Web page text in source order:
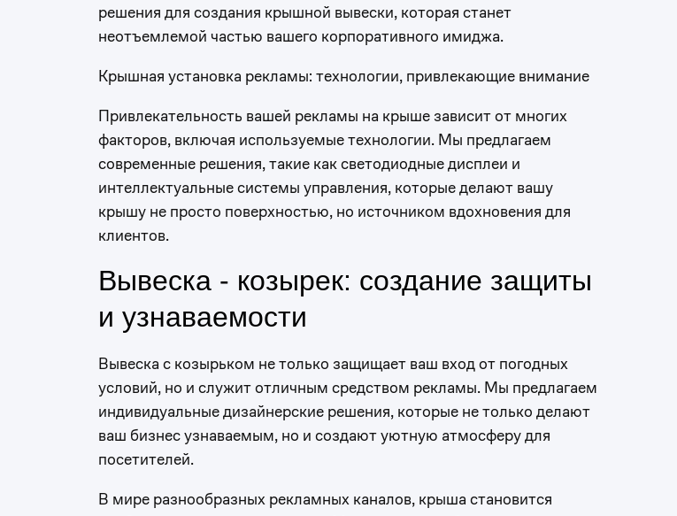
решения для создания крышной вывески, которая станет
неотъемлемой частью вашего корпоративного имиджа.
Крышная установка рекламы: технологии, привлекающие внимание
Привлекательность вашей рекламы на крыше зависит от многих
факторов, включая используемые технологии. Мы предлагаем
современные решения, такие как светодиодные дисплеи и
интеллектуальные системы управления, которые делают вашу
крышу не просто поверхностью, но источником вдохновения для
клиентов.
Вывеска - козырек: создание защиты
и узнаваемости
Вывеска с козырьком не только защищает ваш вход от погодных
условий, но и служит отличным средством рекламы. Мы предлагаем
индивидуальные дизайнерские решения, которые не только делают
ваш бизнес узнаваемым, но и создают уютную атмосферу для
посетителей.
В мире разнообразных рекламных каналов, крыша становится
0
2
3 0